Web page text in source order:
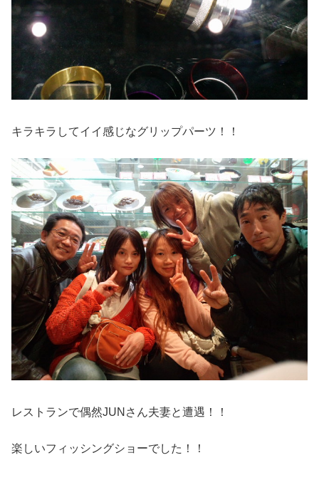
キラキラしてイイ感じなグリップパーツ！！
レストランで偶然JUNさん夫妻と遭遇！！
楽しいフィッシングショーでした！！